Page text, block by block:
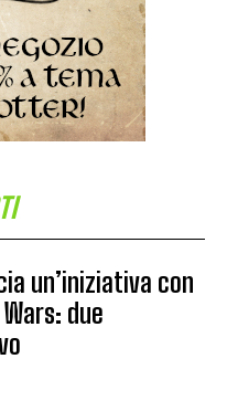
un’iniziativa con
due